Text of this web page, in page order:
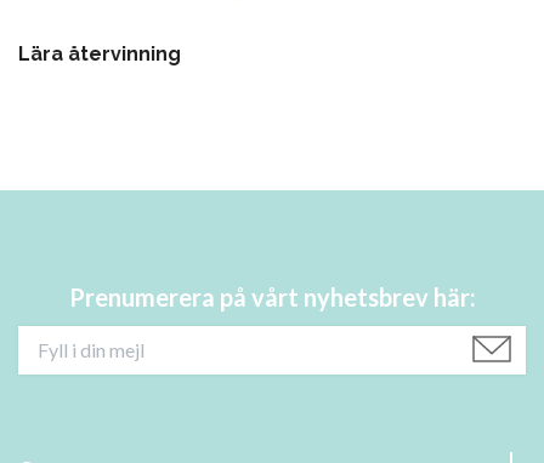
Lära återvinning
Prenumerera på vårt nyhetsbrev här: